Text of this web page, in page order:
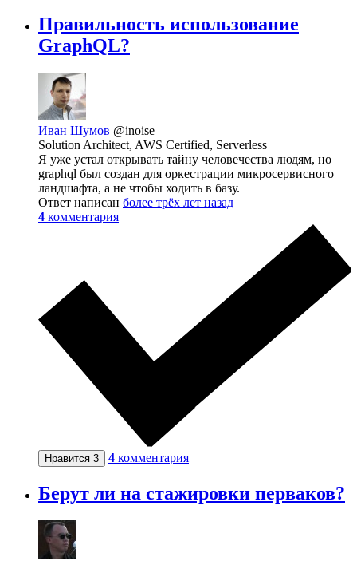
Правильность использование
GraphQL?
Иван Шумов @inoise
Solution Architect, AWS Certified, Serverless
Я уже устал открывать тайну человечества людям, но
graphql был создан для оркестрации микросервисного
ландшафта, а не чтобы ходить в базу.
Ответ написан более трёх лет назад
4 комментария
Нравится 3 4 комментария
Берут ли на стажировки перваков?